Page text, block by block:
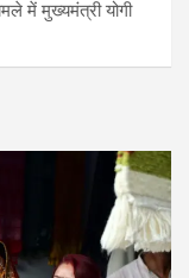
में मुख्‍यमंत्री योगी